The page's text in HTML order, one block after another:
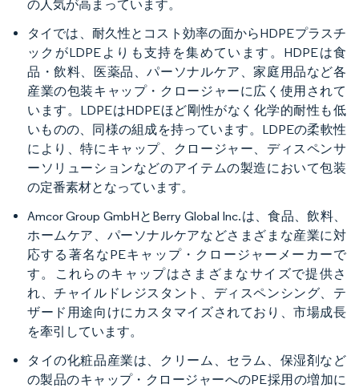
の人気が高まっています。
タイでは、耐久性とコスト効率の面からHDPEプラスチ
ックがLDPEよりも支持を集めています。HDPEは食
品・飲料、医薬品、パーソナルケア、家庭用品など各
産業の包装キャップ・クロージャーに広く使用されて
います。LDPEはHDPEほど剛性がなく化学的耐性も低
いものの、同様の組成を持っています。LDPEの柔軟性
により、特にキャップ、クロージャー、ディスペンサ
ーソリューションなどのアイテムの製造において包装
の定番素材となっています。
Amcor Group GmbHとBerry Global Inc.は、食品、飲料、
ホームケア、パーソナルケアなどさまざまな産業に対
応する著名なPEキャップ・クロージャーメーカーで
す。これらのキャップはさまざまなサイズで提供さ
れ、チャイルドレジスタント、ディスペンシング、テ
ザード用途向けにカスタマイズされており、市場成長
を牽引しています。
タイの化粧品産業は、クリーム、セラム、保湿剤など
の製品のキャップ・クロージャーへのPE採用の増加に